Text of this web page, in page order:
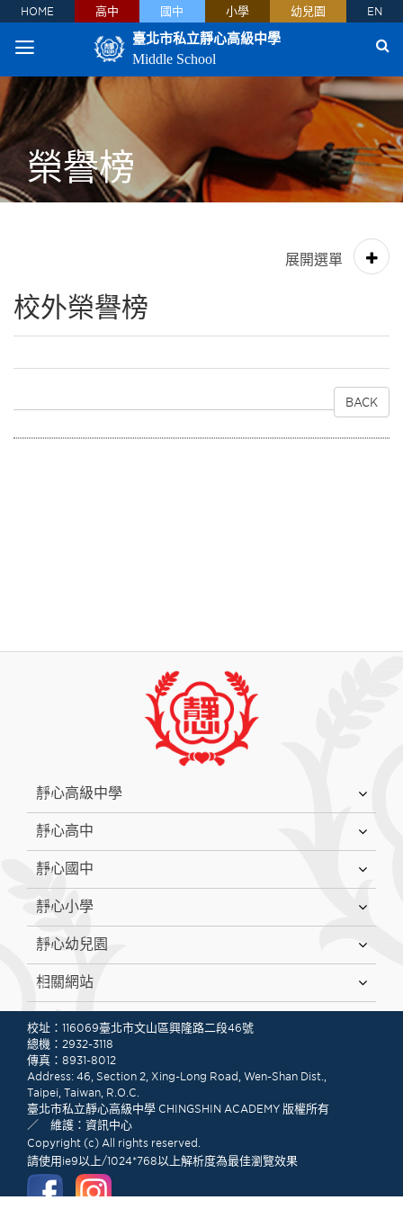
HOME 高中 國中 小學 幼兒園 EN
臺北市私立靜心高級中學
Middle School
榮譽榜
校外榮譽榜
BACK
靜心高級中學
靜心高中
靜心國中
靜心小學
靜心幼兒園
相關網站
校址：116069臺北市文山區興隆路二段46號
總機：2932-3118
傳真：8931-8012
Address: 46, Section 2, Xing-Long Road, Wen-Shan Dist.,
Taipei, Taiwan, R.O.C.
臺北市私立靜心高級中學 CHINGSHIN ACADEMY 版權所有
／ 維護：資訊中心
Copyright (c) All rights reserved.
請使用ie9以上/1024*768以上解析度為最佳瀏覽效果